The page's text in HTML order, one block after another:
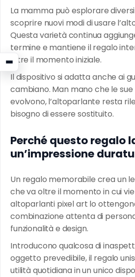
La mamma può esplorare
scoprire nuovi modi di usare
Questa varietà continua
termine e mantiene il regalo
oltre il momento iniziale.
Il dispositivo si adatta anche ai
cambiano. Man mano che le
evolvono, l’altoparlante resta
bisogno di essere sostituito.
Perché questo regalo
un’impressione
Un regalo memorabile crea un
che va oltre il momento in cui
altoparlanti pixel art lo
combinazione attenta di
funzionalità e design.
Introducono qualcosa di
oggetto prevedibile, il regalo
utilità quotidiana in un unico